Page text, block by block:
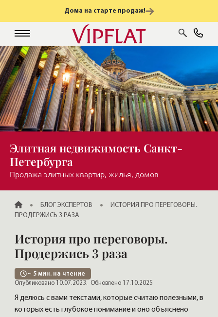
Дома на старте продаж!
Элитная недвижимость Санкт-
Петербурга
Продажа элитных квартир, жилья, домов
ГЛАВНАЯБЛОГ ЭКСПЕРТОВ
ИСТОРИЯ ПРО ПЕРЕГОВОРЫ.
ПРОДЕРЖИСЬ 3 РАЗА
История про переговоры.
Продержись 3 раза
~ 5 мин. на чтение
Опубликовано 10.07.2023. Обновлено 17.10.2025
Я делюсь с вами текстами, которые считаю полезными, в
которых есть глубокое понимание и оно объяснено